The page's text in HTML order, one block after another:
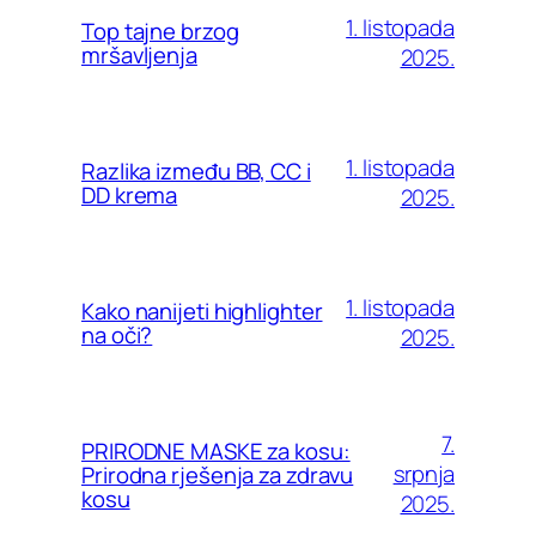
Top tajne brzog
mršavljenja
1. listopada
2025.
Razlika između BB, CC i
DD krema
1. listopada
2025.
Kako nanijeti highlighter
na oči?
1. listopada
2025.
PRIRODNE MASKE za kosu:
Prirodna rješenja za zdravu
kosu
7.
srpnja
2025.